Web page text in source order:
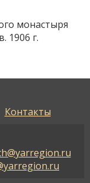
монастыря
1906 г.
Контакты